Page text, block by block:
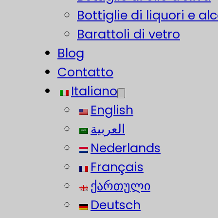
Bottiglie di liquori e
Barattoli di vetro
Blog
Contatto
Italiano
English
العربية
Nederlands
Français
ქართული
Deutsch